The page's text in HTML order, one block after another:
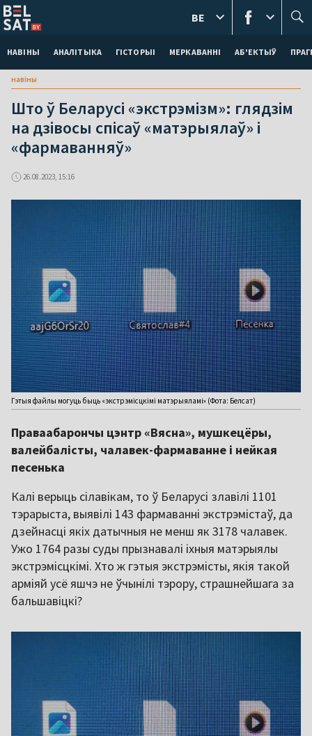
НАВІНЫ АНАЛІТЫКА ГІСТОРЫІ МЕРКАВАННI АБ'ЕКТЫЎ
BE
навіны
Што ў Беларусі «экстрэмізм»: глядзім
на дзівосы спісаў «матэрыялаў» і
«фармаванняў»
26.08.2023, 15:16
Гэтыя файлы могуць быць «экстрэмісцкімі матэрыяламі» (Фота: Белсат)
Праваабарончы цэнтр «Вясна», мушкецёры,
валейбалісты, чалавек-фармаванне і нейкая
песенька
Калі верыць сілавікам, то ў Беларусі злавілі 1101
тэрарыста, выявілі 143 фармаванні экстрэмістаў, да
дзейнасці якіх датычныя не менш як 3178 чалавек.
Ужо 1764 разы суды прызнавалі іхныя матэрыялы
экстрэмісцкімі. Хто ж гэтыя экстрэмісты, якія такой
арміяй усё яшчэ не ўчынілі тэрору, страшнейшага за
бальшавіцкі?